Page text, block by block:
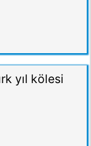
yıl kölesi